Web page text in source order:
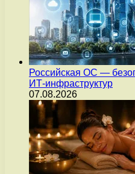
Российская ОС —
ИТ-инфраструктур
07.08.2026